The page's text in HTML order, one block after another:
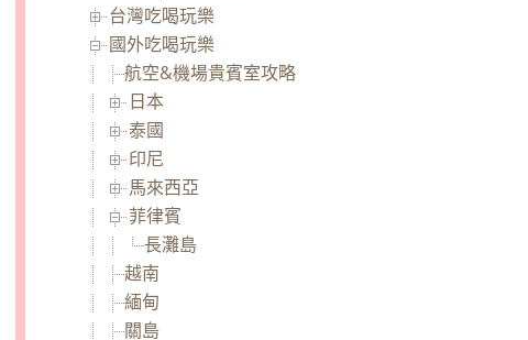
台灣吃喝玩樂
國外吃喝玩樂
航空&機場貴賓室攻略
日本
泰國
印尼
馬來西亞
菲律賓
長灘島
越南
緬甸
關島